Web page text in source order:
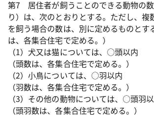
第7 居住者が飼うことのできる動物の
り）は、次のとおりとする。ただし、複
を飼う場合の数は、別に定めるものとす
は、各集合住宅で定める。）
（1）犬又は猫については、○頭以内
（頭数は、各集合住宅で定める。）
（2）小鳥については、○羽以内
（羽数は、各集合住宅で定める。）
（3）その他の動物については、○頭羽
（頭羽数は、各集合住宅で定める。）